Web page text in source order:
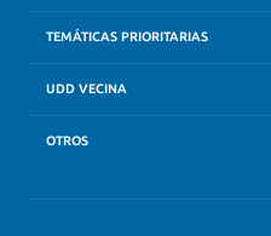
TEMÁTICAS PRIORITARIAS
UDD VECINA
OTROS